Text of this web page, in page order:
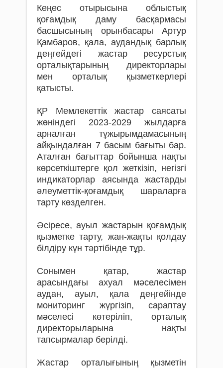
Кеңес отырысына облыстық
қоғамдық даму басқармасы
басшысының орынбасары Артур
Қамбаров, қала, аудандық барлық
деңгейдегі жастар ресурстық
орталықтарының директорлары
мен орталық қызметкерлері
қатысты.
ҚР Мемлекеттік жастар саясаты
жөніндегі 2023-2029 жылдарға
арналған тұжырымдамасының
айқындалған 7 басым бағыты бар.
Аталған бағыттар бойынша нақты
көрсеткіштерге қол жеткізіп, негізгі
индикаторлар аясында жастарды
әлеуметтік-қоғамдық шараларға
тарту көзделген.
Әсіресе, ауыл жастарын қоғамдық
қызметке тарту, жан-жақты қолдау
білдіру күн тәртібінде тұр.
Сонымен қатар, жастар
арасындағы ахуал мәселесімен
аудан, ауыл, қала деңгейінде
мониторинг жүргізіп, сараптау
мәселесі көтеріліп, орталық
директорыларына нақты
тапсырмалар берілді.
Жастар орталығының қызметін